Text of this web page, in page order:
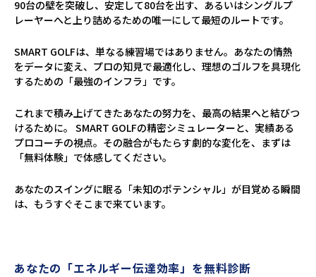
90台の壁を突破し、安定して80台を出す、あるいはシングルプ
レーヤーへと上り詰めるための唯一にして最短のルートです。
SMART GOLFは、単なる練習場ではありません。あなたの情熱
をデータに変え、プロの知見で最適化し、理想のゴルフを具現化
するための「最強のインフラ」です。
これまで積み上げてきたあなたの努力を、最高の結果へと結びつ
けるために。 SMART GOLFの精密シミュレーターと、実績ある
プロコーチの視点。その融合がもたらす劇的な変化を、まずは
「無料体験」で体感してください。
あなたのスイングに眠る「未知のポテンシャル」が目覚める瞬間
は、もうすぐそこまで来ています。
あなたの「エネルギー伝達効率」を無料診断